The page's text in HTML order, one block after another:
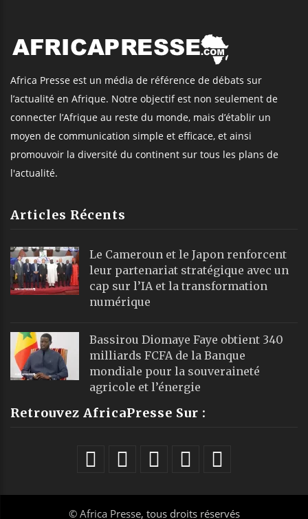
Africa Presse est un média de référence de débats sur
l’actualité en Afrique. Notre objectif est non seulement de
connecter l’Afrique au reste du monde, mais d’établir un
moyen de communication simple et efficace, et ainsi
promouvoir la diversité du continent sur tous les plans de
l'actualité.
Articles Récents
Le Cameroun et le Japon renforcent
leur partenariat stratégique avec un
cap sur l’IA et la transformation
numérique
Bassirou Diomaye Faye obtient 340
milliards FCFA de la Banque
mondiale pour la souveraineté
agricole et l’énergie
Retrouvez AfricaPresse Sur :
© Africa Presse, tous droits réservés